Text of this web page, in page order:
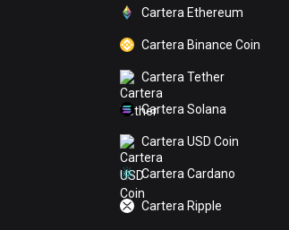
Cartera Ethereum
Cartera Binance Coin
Cartera Tether
Cartera Solana
Cartera USD Coin
Cartera Cardano
Cartera Ripple